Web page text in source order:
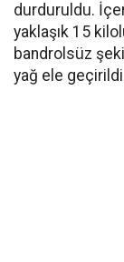
durduruldu.
yaklaşık 15
bandrolsüz
yağ ele